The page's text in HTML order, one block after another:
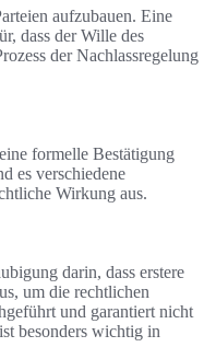
aufzubauen. Eine
dass der Wille des
der Nachlassregelung
formelle Bestätigung
es verschiedene
Wirkung aus.
darin, dass erstere
um die rechtlichen
und garantiert nicht
besonders wichtig in